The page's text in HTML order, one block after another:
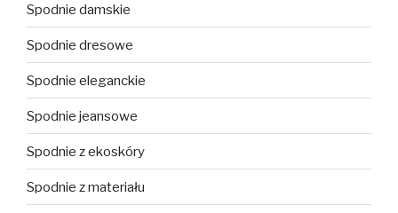
Spodnie damskie
Spodnie dresowe
Spodnie eleganckie
Spodnie jeansowe
Spodnie z ekoskóry
Spodnie z materiału